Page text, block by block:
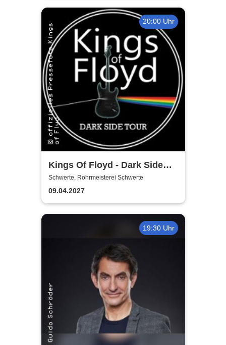
20:00 Uhr
Kings Of Floyd - Dark Side
Tour
Schwerte, Rohrmeisterei Schwerte
09.04.2027
19:30 Uhr